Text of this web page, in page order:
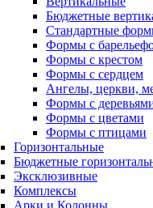
Бюджетные
Стандартные
Формы с
Формы с крестом
Формы с сердцем
Ангелы, церкви,
Формы с
Формы с цветами
Формы с птицами
Горизонтальные
Бюджетные
Эксклюзивные
Комплексы
Арки и Колонны